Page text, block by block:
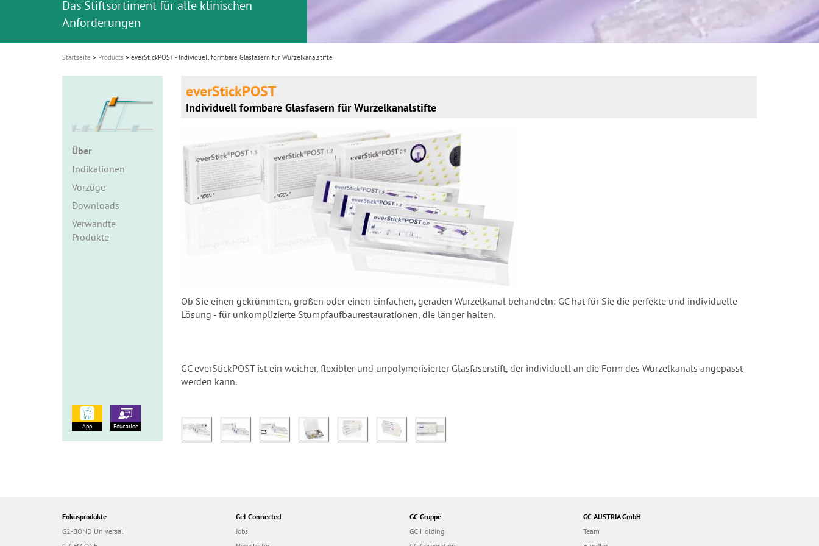
i
o
n
Das Stiftsortiment für alle klinischen
Anforderungen
Startseite Products everStickPOST - Individuell formbare Glasfasern für Wurzelkanalstifte
Über
Indikationen
Vorzüge
Downloads
Verwandte
Produkte
everStickPOST
Individuell formbare Glasfasern für Wurzelkanalstifte
Ob Sie einen gekrümmten, großen oder einen einfachen, geraden Wurzelkanal behandeln: GC hat für Sie die perfekte und individuelle
Lösung - für unkomplizierte Stumpfaufbaurestaurationen, die länger halten.
GC everStickPOST ist ein weicher, flexibler und unpolymerisierter Glasfaserstift, der individuell an die Form des Wurzelkanals angepasst
werden kann.
App Education
Fokusprodukte
G2-BOND Universal
Get Connected
Jobs
GC-Gruppe
GC Holding
GC AUSTRIA GmbH
Team